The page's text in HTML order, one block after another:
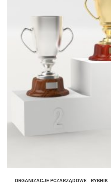
ORGANIZACJE POZARZĄDOWE RYBNIK